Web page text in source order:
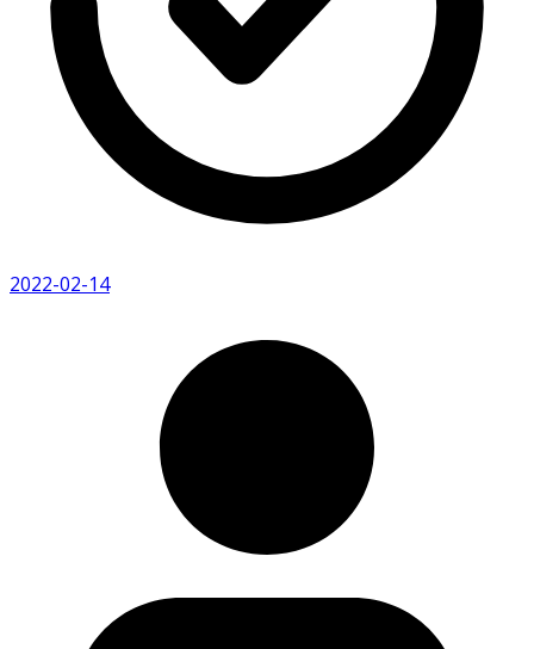
2022-02-14